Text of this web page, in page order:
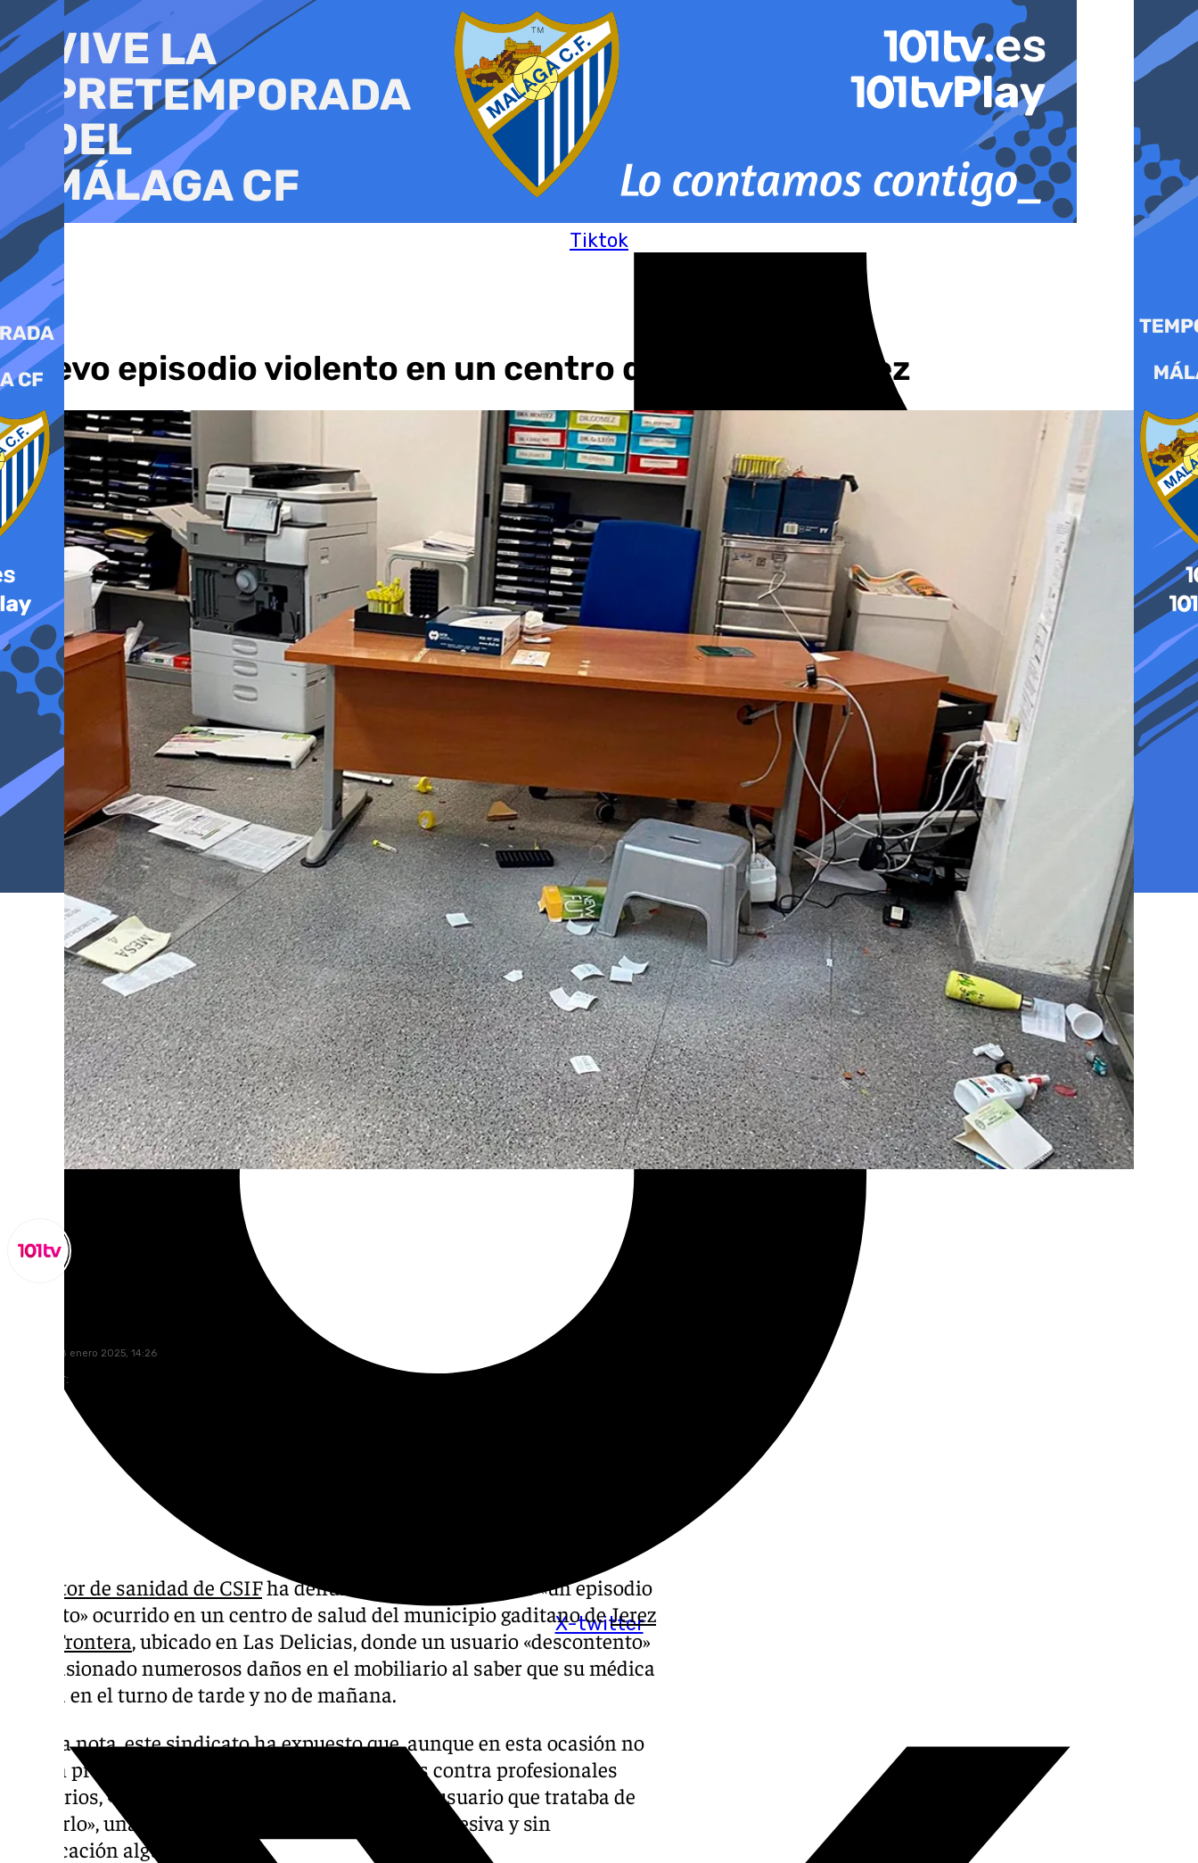
al
contenido
Tiktok
X-twitter
Nuevo episodio violento en un centro de salud de Jerez
miércoles, 8 enero 2025, 14:26
Compartir:
ector de sanidad de CSIFha denunciado este miércoles «un episodio
violento» ocurrido en un centro de salud del municipio gaditano deJerez
de la Frontera, ubicado en Las Delicias, donde un usuario «descontento»
ha ocasionado numerosos daños en el mobiliario al saber que su médica
estaba en el turno de tarde y no de mañana.
En una nota, este sindicato ha expuesto que, aunque en esta ocasión no
se han producido agresiones físicas ni verbales contra profesionales
sanitarios, «el paciente sí llegó a empujar a otro usuario que trataba de
calmarlo», una violencia que han considerado «excesiva y sin
justificación alguna».